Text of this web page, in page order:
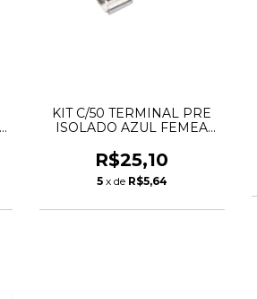
KIT C/50 TERMINAL PRE
ISOLADO AZUL FEMEA
R$25,10
5 x de R$5,64